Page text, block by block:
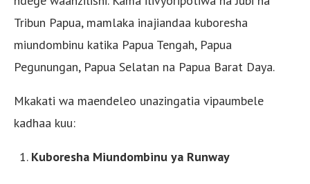
Tribun Papua, mamlaka inajiandaa kuboresha
miundombinu katika Papua Tengah, Papua
Pegunungan, Papua Selatan na Papua Barat Daya.
Mkakati wa maendeleo unazingatia vipaumbele
kadhaa kuu:
Kuboresha Miundombinu ya Runway